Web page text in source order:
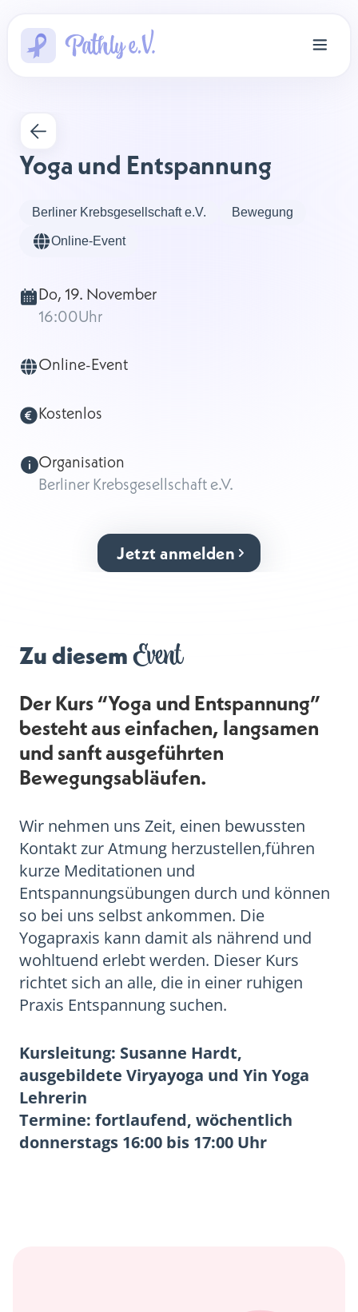
Yoga und Entspannung
Berliner Krebsgesellschaft e.V. Bewegung
Online-Event
Do, 19. November
16:00Uhr
Online-Event
Kostenlos
Organisation
Berliner Krebsgesellschaft e.V.
Jetzt anmelden
Zu diesemEvent
Der Kurs “Yoga und Entspannung”
besteht aus einfachen, langsamen
und sanft ausgeführten
Bewegungsabläufen.
Wir nehmen uns Zeit, einen bewussten
Kontakt zur Atmung herzustellen,führen
kurze Meditationen und
Entspannungsübungen durch und können
so bei uns selbst ankommen. Die
Yogapraxis kann damit als nährend und
wohltuend erlebt werden. Dieser Kurs
richtet sich an alle, die in einer ruhigen
Praxis Entspannung suchen.
Kursleitung: Susanne Hardt,
ausgebildete Viryayoga und Yin Yoga
Lehrerin
Termine: fortlaufend, wöchentlich
donnerstags 16:00 bis 17:00 Uhr